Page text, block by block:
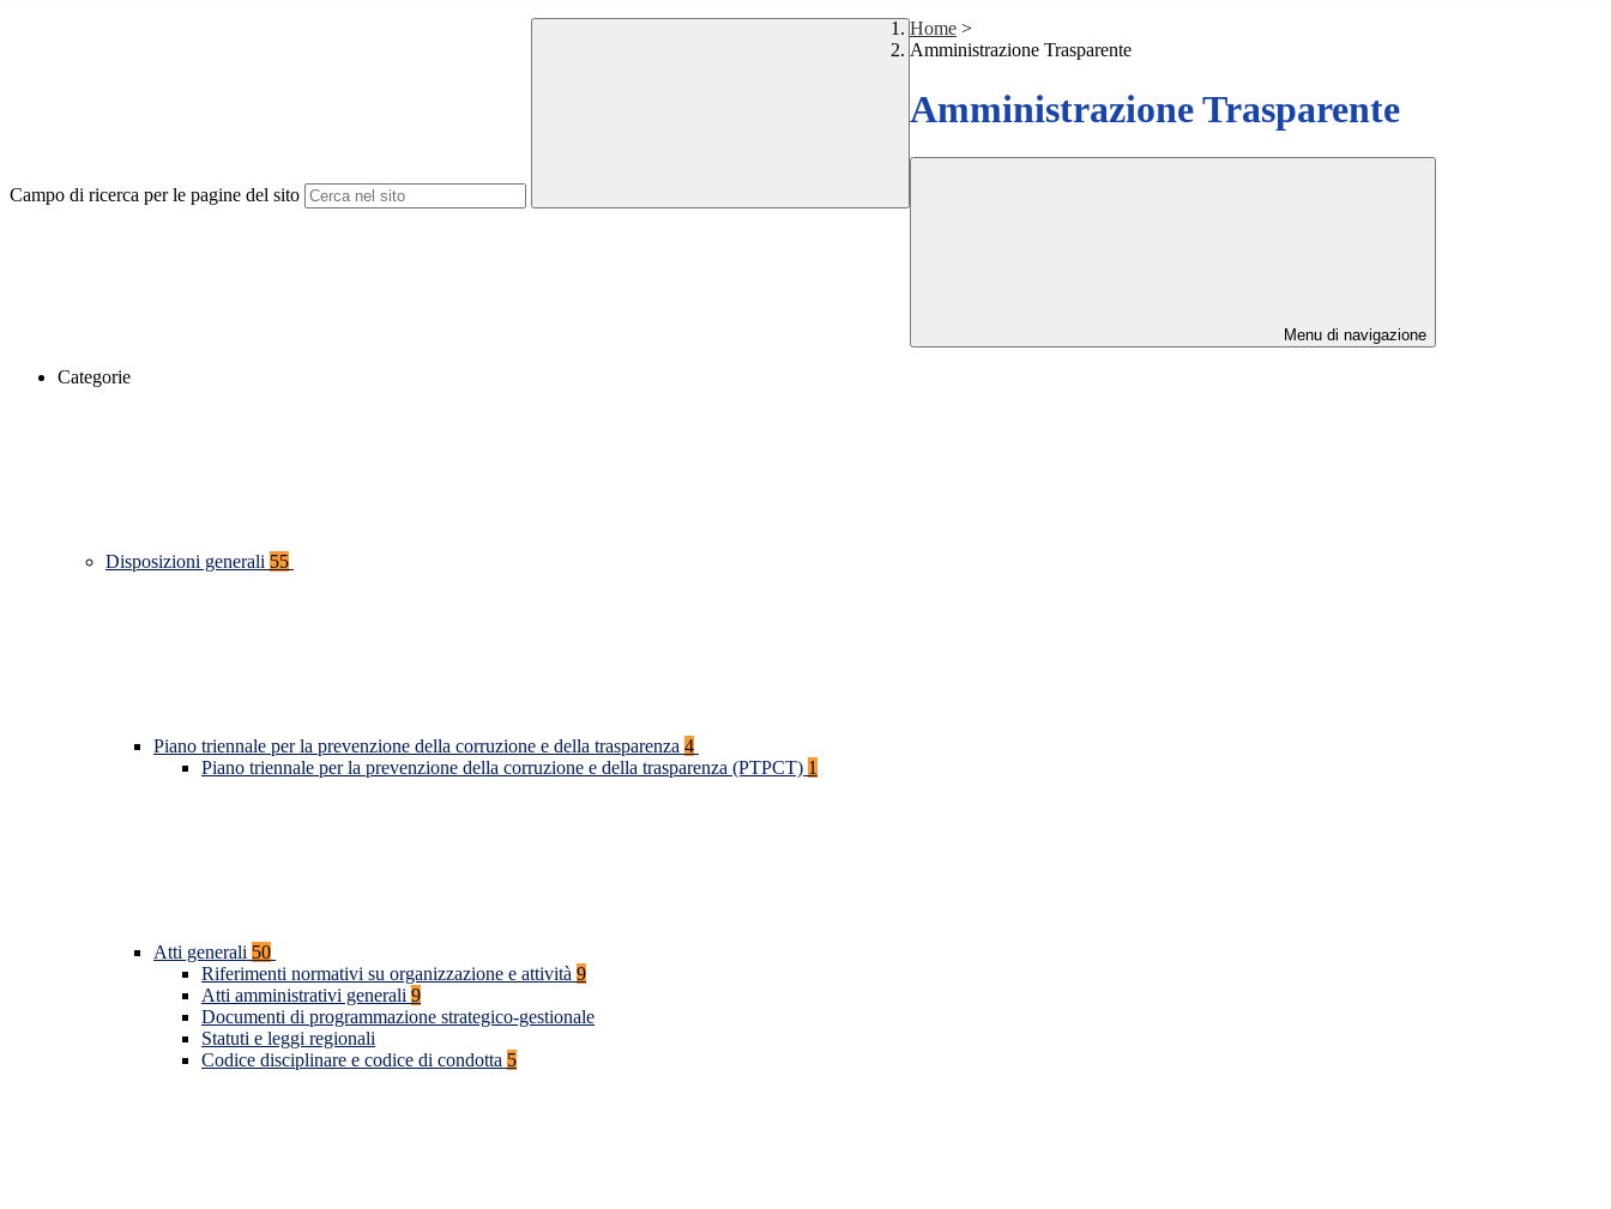
Campo di ricerca per le pagine del sito
Home >
Amministrazione Trasparente
Amministrazione Trasparente
Menu di navigazione
Categorie
Disposizioni generali 55
Piano triennale per la prevenzione della corruzione e della trasparenza 4
Piano triennale per la prevenzione della corruzione e della trasparenza (PTPCT) 1
Atti generali 50
Riferimenti normativi su organizzazione e attività 9
Atti amministrativi generali 9
Documenti di programmazione strategico-gestionale
Statuti e leggi regionali
Codice disciplinare e codice di condotta 5